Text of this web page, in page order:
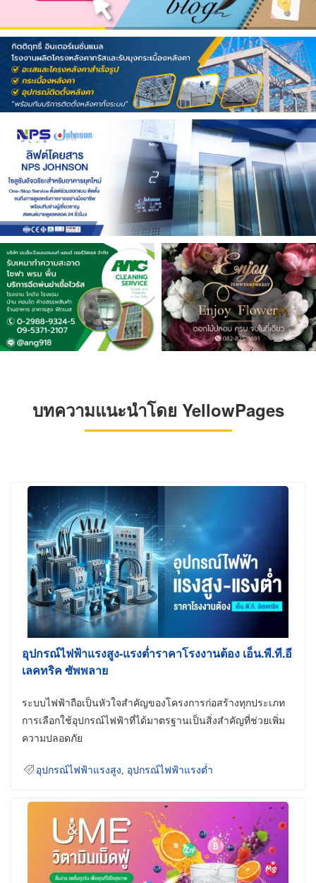
บทความแนะนำโดย YellowPages
อุปกรณ์ไฟฟ้าแรงสูง-แรงต่ำราคาโรงงานต้อง เอ็น.พี.ที.อี
เลคทริค ซัพพลาย
ระบบไฟฟ้าถือเป็นหัวใจสำคัญของโครงการก่อสร้างทุกประเภท
การเลือกใช้อุปกรณ์ไฟฟ้าที่ได้มาตรฐานเป็นสิ่งสำคัญที่ช่วยเพิ่ม
ความปลอดภัย
อุปกรณ์ไฟฟ้าแรงสูง อุปกรณ์ไฟฟ้าแรงต่ำ